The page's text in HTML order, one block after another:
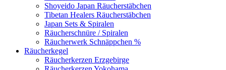
Shoyeido Japan Räucherstäbchen
Tibetan Healers Räucherstäbchen
Japan Sets & Spiralen
Räucherschnüre / Spiralen
Räucherwerk Schnäppchen %
Räucherkegel
Räucherkerzen Erzgebirge